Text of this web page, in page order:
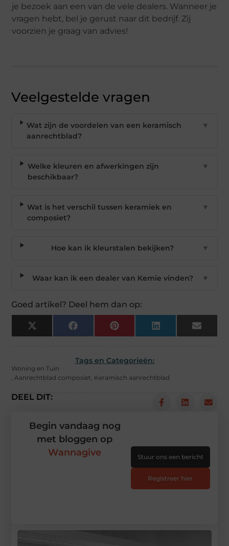
je bezoek aan een van de vele dealers. Wanneer je
vragen hebt, bel je gerust naar dit bedrijf. Zij
voorzien je graag van advies!
Veelgestelde vragen
Wat zijn de voordelen van een keramisch
aanrechtblad?
▼
Welke kleuren en afwerkingen zijn
beschikbaar?
▼
Wat is het verschil tussen keramiek en
composiet?
▼
Hoe kan ik kleurstalen bekijken? ▼
Waar kan ik een dealer van Kemie vinden? ▼
Goed artikel? Deel hem dan op:
X
(Twitter)
Facebook Pinterest LinkedIn Email
Tags en Categorieën:
Woning en Tuin
,Aanrechtblad composiet, Keramisch aanrechtblad
DEEL DIT:
Begin vandaag nog
met bloggen op
Wannagive
Stuur ons een bericht
Registreer hier